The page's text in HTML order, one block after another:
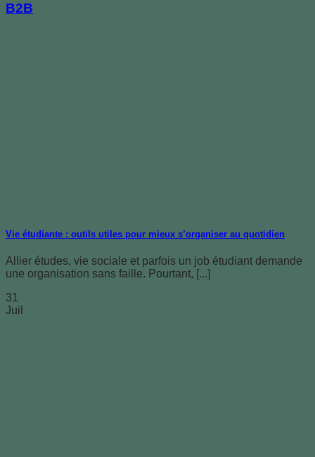
B2B
Vie étudiante : outils utiles pour mieux s’organiser au quotidien
Allier études, vie sociale et parfois un job étudiant demande
une organisation sans faille. Pourtant, [...]
31
Juil